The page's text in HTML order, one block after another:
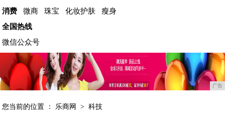
消费
微商 珠宝 化妆护肤
瘦身
全国热线
微信公众号
广告
您当前的位置 ： 乐商网 >科技